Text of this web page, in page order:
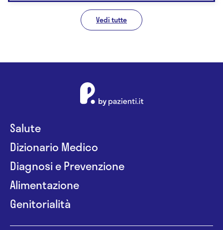
Vedi tutte
Salute
Dizionario Medico
Diagnosi e Prevenzione
Alimentazione
Genitorialità